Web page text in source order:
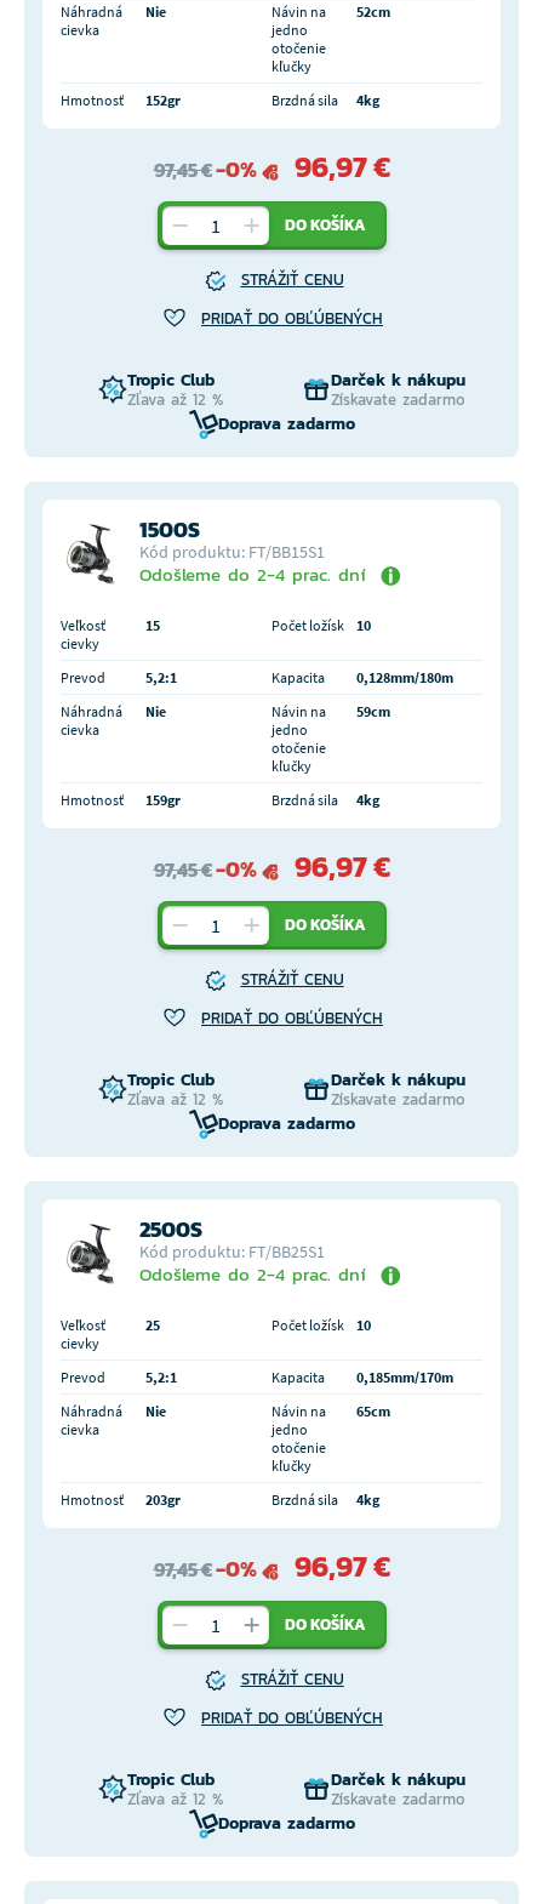
Náhradná
cievka
Nie
Návin na
jedno
otočenie
kľučky
52cm
Hmotnosť 152gr Brzdná sila 4kg
97,45 €-0% 96,97 €
DO KOŠÍKA
STRÁŽIŤ CENU
PRIDAŤ DO OBĽÚBENÝCH
Tropic Club
Zľava až 12 %
Darček k nákupu
Získavate zadarmo
Doprava zadarmo
1500S
Kód produktu: FT/BB15S1
Odošleme do 2-4 prac. dní
Veľkosť
cievky
15 Počet ložísk 10
Prevod 5,2:1 Kapacita
0,128mm/180m
Náhradná
cievka
Nie
Návin na
jedno
otočenie
kľučky
59cm
Hmotnosť 159gr Brzdná sila 4kg
97,45 €-0% 96,97 €
DO KOŠÍKA
STRÁŽIŤ CENU
PRIDAŤ DO OBĽÚBENÝCH
Tropic Club
Zľava až 12 %
Darček k nákupu
Získavate zadarmo
Doprava zadarmo
2500S
Kód produktu: FT/BB25S1
Odošleme do 2-4 prac. dní
Veľkosť
cievky
25 Počet ložísk 10
Prevod 5,2:1 Kapacita
0,185mm/170m
Náhradná
cievka
Nie
Návin na
jedno
otočenie
kľučky
65cm
Hmotnosť 203gr Brzdná sila 4kg
97,45 €-0% 96,97 €
DO KOŠÍKA
STRÁŽIŤ CENU
PRIDAŤ DO OBĽÚBENÝCH
Tropic Club
Zľava až 12 %
Darček k nákupu
Získavate zadarmo
Doprava zadarmo